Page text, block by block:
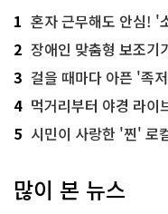
1 혼자 근무해도 안심! '
2 장애인 맞춤형 보조기기
3 걸을 때마다 아픈 '족저
4 먹거리부터 야경 라
5 시민이 사랑한 '찐' 로컬
많이 본 뉴스